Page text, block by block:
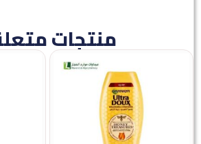
منتجات